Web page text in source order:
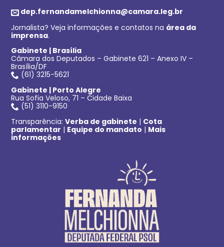
dep.fernandamelchionna@camara.leg.br
Jornalista? Veja informações e contatos na área da
imprensa.
Gabinete | Brasília
Câmara dos Deputados – Gabinete 621 – Anexo IV –
Brasília/DF
(61) 3215-5621
Gabinete | Porto Alegre
Rua Sofia Veloso, 71 – Cidade Baixa
(51) 3110-9150
Transparência:Verba de gabinete | Cota
parlamentar | Equipe do mandato | Mais
informações